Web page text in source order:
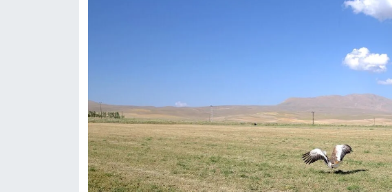
ONE EKONOMİ
POLİTİKA